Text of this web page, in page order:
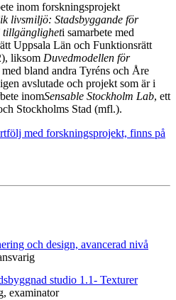
inom forskningsprojekt
livsmiljö: Stadsbyggande för
tillgängligheti samarbete med
Uppsala Län och Funktionsrätt
liksom Duvedmodellen för
med bland andra Tyréns och Åre
avslutade och projekt som är i
inomSensable Stockholm Lab, ett
Stockholms Stad (mfl.).
med forskningsprojekt, finns på
och design, avancerad nivå
studio 1.1- Texturer
, examinator